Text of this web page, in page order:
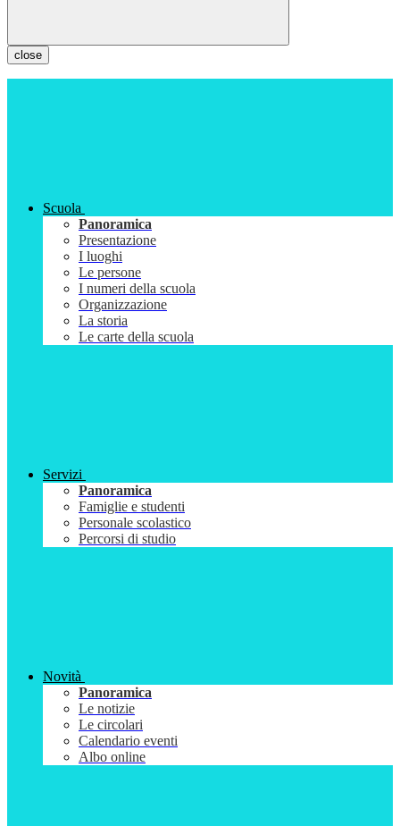
close
Scuola
Panoramica
Presentazione
I luoghi
Le persone
I numeri della scuola
Organizzazione
La storia
Le carte della scuola
Servizi
Panoramica
Famiglie e studenti
Personale scolastico
Percorsi di studio
Novità
Panoramica
Le notizie
Le circolari
Calendario eventi
Albo online